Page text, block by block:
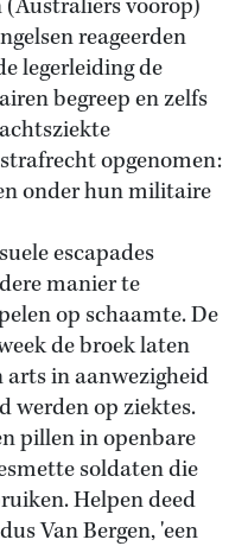
voorop)
reageerden
legerleiding de
begreep en zelfs
opgenomen:
onder hun militaire
escapades
manier te
op schaamte. De
de broek laten
arts in aanwezigheid
werden op ziektes.
pillen in openbare
soldaten die
Helpen deed
Van Bergen, 'een